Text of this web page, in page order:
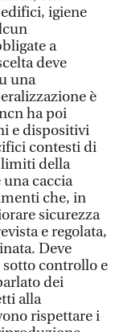
igiene
a
deve
una
è
ha poi
e dispositivi
contesti di
limiti della
caccia
che, in
sicurezza
e regolata,
Deve
sotto controllo e
dei
alla
rispettare i